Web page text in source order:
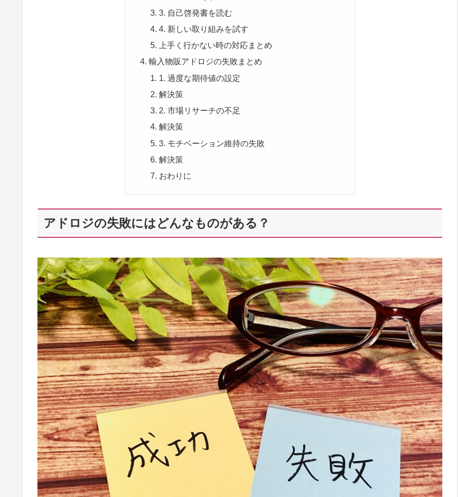
3. 自己啓発書を読む
4. 新しい取り組みを試す
上手く行かない時の対応まとめ
輸入物販アドロジの失敗まとめ
1. 過度な期待値の設定
解決策
2. 市場リサーチの不足
解決策
3. モチベーション維持の失敗
解決策
おわりに
アドロジの失敗にはどんなものがある？